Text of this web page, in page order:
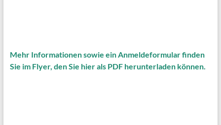
Mehr Informationen sowie ein Anmeldeformular finden
Sie im Flyer, den Sie hier als PDF herunterladen können.